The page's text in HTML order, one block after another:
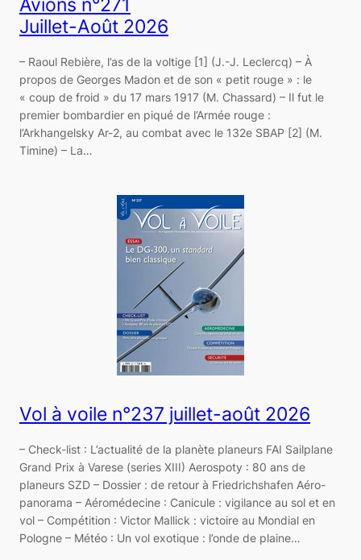
Juillet-Août 2026
– Raoul Rebière, l’as de la voltige [1] (J.-J. Leclercq) – À
propos de Georges Madon et de son « petit rouge » : le
« coup de froid » du 17 mars 1917 (M. Chassard) – Il fut le
premier bombardier en piqué de l’Armée rouge :
l’Arkhangelsky Ar-2, au combat avec le 132e SBAP [2] (M.
Timine) – La…
Vol à voile n°237 juillet-août 2026
– Check-list : L’actualité de la planète planeurs FAI Sailplane
Grand Prix à Varese (series XIII) Aerospoty : 80 ans de
planeurs SZD – Dossier : de retour à Friedrichshafen Aéro-
panorama – Aéromédecine : Canicule : vigilance au sol et en
vol – Compétition : Victor Mallick : victoire au Mondial en
Pologne – Météo : Un vol exotique : l’onde de plaine…